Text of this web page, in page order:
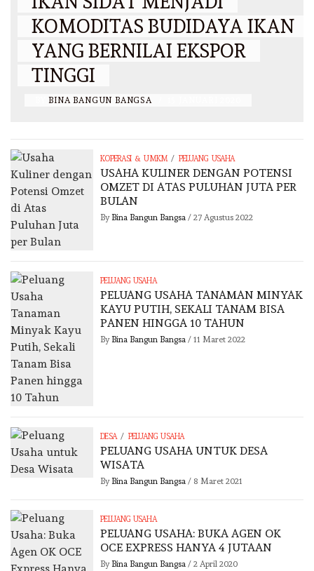
KOMODITAS BUDIDAYA IKAN
YANG BERNILAI EKSPOR
TINGGI
BINA BANGUN BANGSA
KOPERASI & UMKM / PELUANG USAHA
USAHA KULINER DENGAN POTENSI
OMZET DI ATAS PULUHAN JUTA PER
BULAN
By Bina Bangun Bangsa/ 27 Agustus 2022
PELUANG USAHA
PELUANG USAHA TANAMAN MINYAK
KAYU PUTIH, SEKALI TANAM BISA
PANEN HINGGA 10 TAHUN
By Bina Bangun Bangsa/ 11 Maret 2022
DESA / PELUANG USAHA
PELUANG USAHA UNTUK DESA
WISATA
By Bina Bangun Bangsa/ 8 Maret 2021
PELUANG USAHA
PELUANG USAHA: BUKA AGEN OK
OCE EXPRESS HANYA 4 JUTAAN
By Bina Bangun Bangsa/ 2 April 2020